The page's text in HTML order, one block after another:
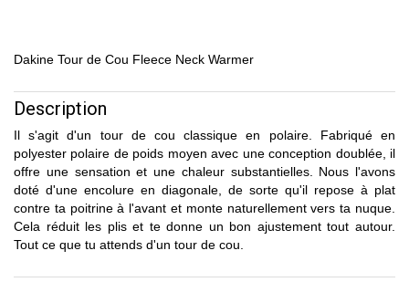
Dakine Tour de Cou Fleece Neck Warmer
Description
Il s'agit d'un tour de cou classique en polaire. Fabriqué en
polyester polaire de poids moyen avec une conception doublée, il
offre une sensation et une chaleur substantielles. Nous l'avons
doté d'une encolure en diagonale, de sorte qu'il repose à plat
contre ta poitrine à l'avant et monte naturellement vers ta nuque.
Cela réduit les plis et te donne un bon ajustement tout autour.
Tout ce que tu attends d'un tour de cou.